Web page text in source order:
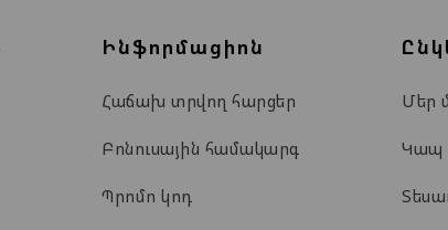
Ինֆորմացիոն
Հաճախ տրվող հարցեր
Բոնուսային համակարգ
Պրոմո կոդ
Մեր
Կապ